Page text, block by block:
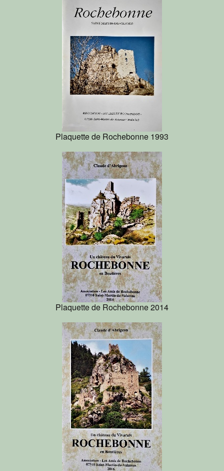
Plaquette de Rochebonne 1993
Plaquette de Rochebonne 2014